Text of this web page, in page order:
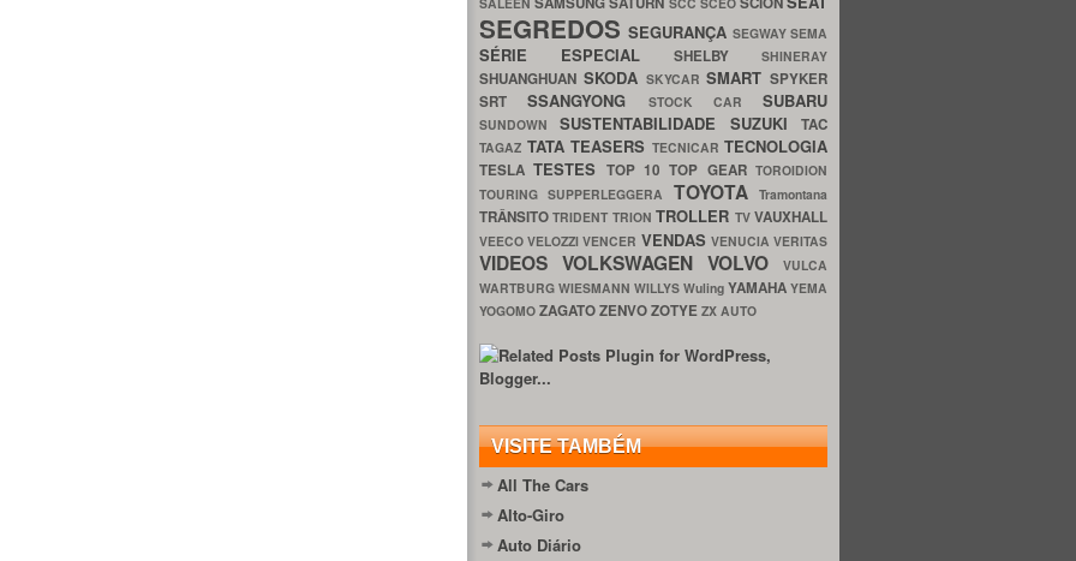
SEGREDOSSEGURANÇA SEGWAYSEMA
SÉRIE ESPECIAL SHELBY SHINERAY
SHUANGHUAN SKODA SKYCARSMART SPYKER
SRTSSANGYONG STOCK CAR SUBARU
SUNDOWNSUSTENTABILIDADE SUZUKITAC
TAGAZ TATA TEASERS TECNICAR TECNOLOGIA
TESLATESTES TOP 10TOP GEARTOROIDION
TOURING SUPPERLEGGERA TOYOTATramontana
TRÂNSITOTRIDENT TRIONTROLLER TVVAUXHALL
VEECOVELOZZIVENCER VENDAS VENUCIAVERITAS
VIDEOS VOLKSWAGEN VOLVO
VULCA
WARTBURG WIESMANN WILLYS Wuling YAMAHA YEMA
YOGOMO ZAGATOZENVOZOTYE ZX AUTO
VISITE TAMBÉM
All The Cars
Alto-Giro
Auto Diário